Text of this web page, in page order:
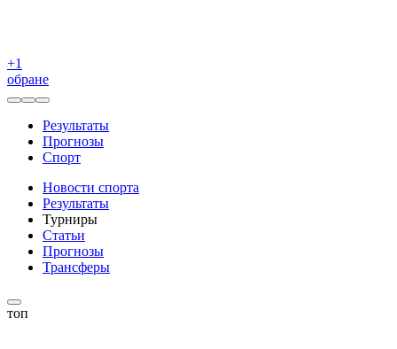
+1
обране
Результаты
Прогнозы
Спорт
Новости спорта
Результаты
Турниры
Статьи
Прогнозы
Трансферы
топ